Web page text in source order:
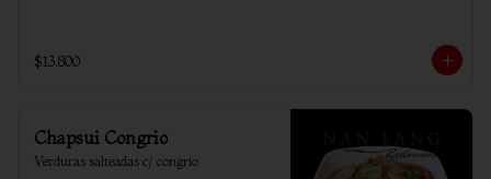
$13.800
Chapsui Congrio
Verduras salteadas c/ congrio